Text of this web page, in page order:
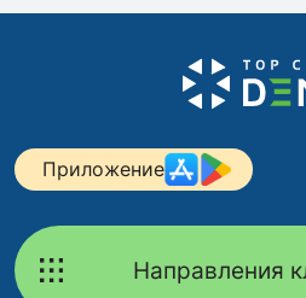
Приложение
Направления